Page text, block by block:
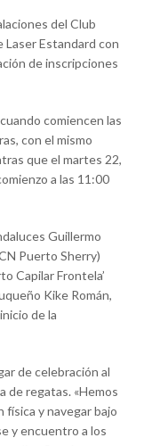
del Club
Laser Estandard con
de inscripciones
comiencen las
con el mismo
que el martes 22,
a las 11:00
Guillermo
Puerto Sherry)
Capilar Frontela’
Kike Román,
de la
de celebración al
de regatas. «Hemos
física y navegar bajo
y encuentro a los